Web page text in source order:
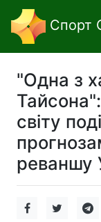
Спорт
"Одна з
світу
реваншу